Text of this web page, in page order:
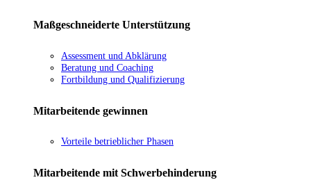
Maßgeschneiderte Unterstützung
Assessment und Abklärung
Beratung und Coaching
Fortbildung und Qualifizierung
Mitarbeitende gewinnen
Vorteile betrieblicher Phasen
Mitarbeitende mit Schwerbehinderung